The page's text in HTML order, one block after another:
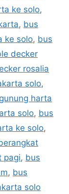
ke solo,
, bus
ke solo, bus
decker
rosalia
solo,
harta
solo, bus
ke solo,
pagi, bus
, bus
solo